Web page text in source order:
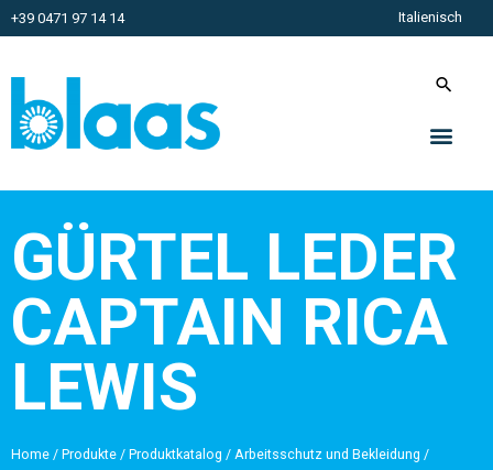
+39 0471 97 14 14 Italienisch
GÜRTEL LEDER
CAPTAIN RICA
LEWIS
Home / Produkte / Produktkatalog / Arbeitsschutz und Bekleidung /